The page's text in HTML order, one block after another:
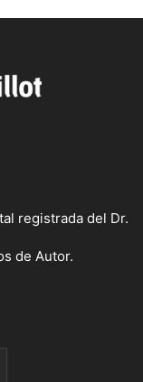
registrada del Dr.
de Autor.